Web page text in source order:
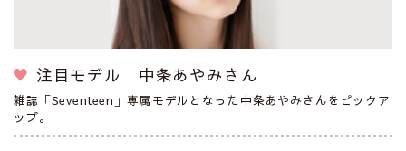
注目モデル 中条あやみさん
雑誌「Seventeen」専属モデルとなった中条あやみさんをピックア
ップ。